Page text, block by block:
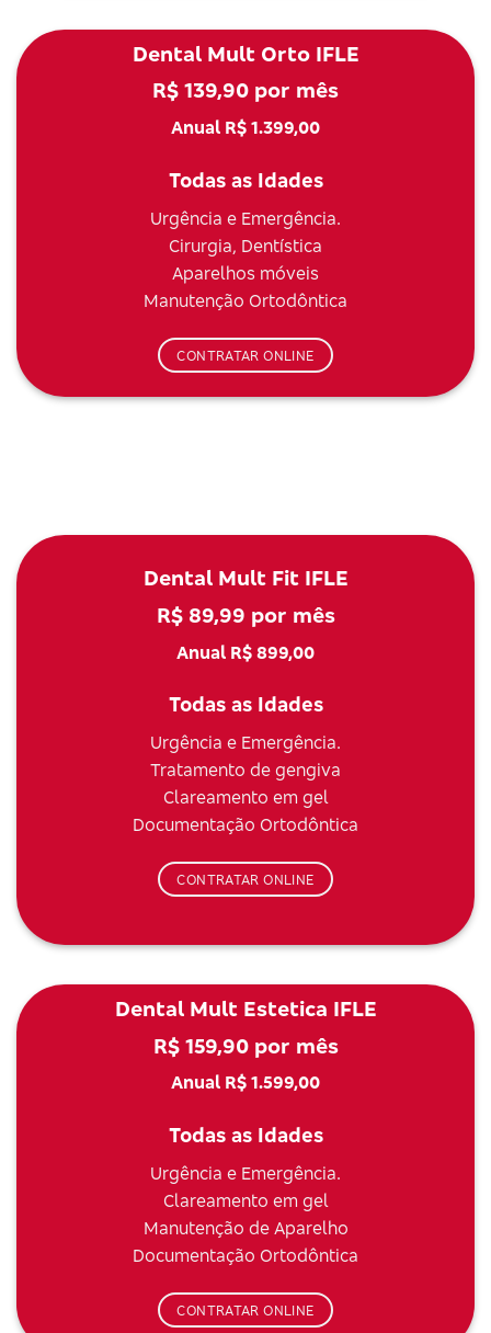
Dental Mult Orto IFLE
R$ 139,90 por mês
Anual R$ 1.399,00
Todas as Idades
Urgência e Emergência.
Cirurgia, Dentística
Aparelhos móveis
Manutenção Ortodôntica
CONTRATAR ONLINE
Dental Mult Fit IFLE
R$ 89,99 por mês
Anual R$ 899,00
Todas as Idades
Urgência e Emergência.
Tratamento de gengiva
Clareamento em gel
Documentação Ortodôntica
CONTRATAR ONLINE
Dental Mult Estetica IFLE
R$ 159,90 por mês
Anual R$ 1.599,00
Todas as Idades
Urgência e Emergência.
Clareamento em gel
Manutenção de Aparelho
Documentação Ortodôntica
CONTRATAR ONLINE